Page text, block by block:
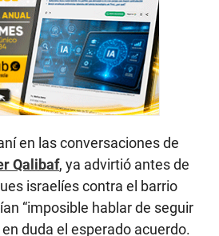
en las conversaciones de
Qalibaf, ya advirtió antes de
israelíes contra el barrio
“imposible hablar de seguir
duda el esperado acuerdo.